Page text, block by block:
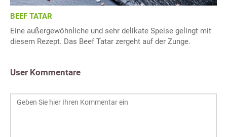
BEEF TATAR
Eine außergewöhnliche und sehr delikate Speise gelingt mit
diesem Rezept. Das Beef Tatar zergeht auf der Zunge.
User Kommentare